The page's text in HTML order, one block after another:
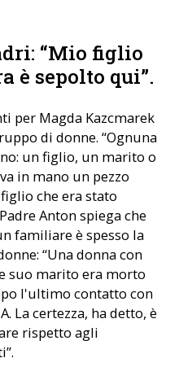
“Mio figlio
è sepolto qui”.
per Magda Kazcmarek
di donne. “Ognuna
un figlio, un marito o
in mano un pezzo
che era stato
Anton spiega che
familiare è spesso la
“Una donna con
suo marito era morto
l'ultimo contatto con
La certezza, ha detto, è
rispetto agli